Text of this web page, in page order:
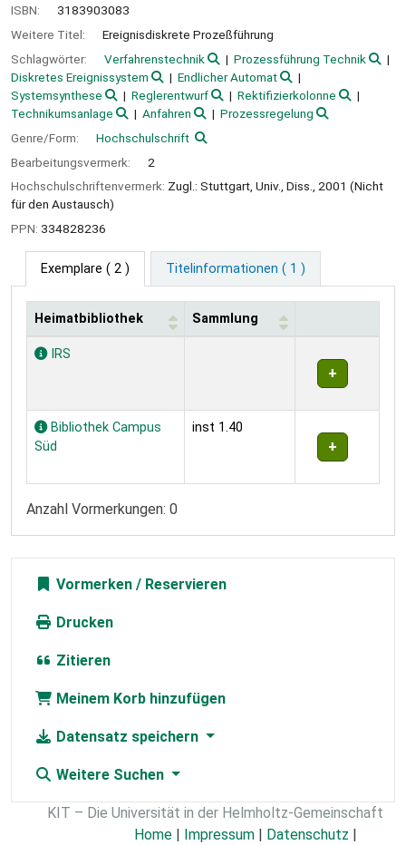
ISBN:
3183903083
Weitere Titel:
Ereignisdiskrete Prozeßführung
Schlagwörter:
Verfahrenstechnik
Prozessführung Technik
Diskretes Ereignissystem
Endlicher Automat
Systemsynthese
Reglerentwurf
Rektifizierkolonne
Technikumsanlage
Anfahren
Prozessregelung
Genre/Form:
Hochschulschrift
Bearbeitungsvermerk:
2
Hochschulschriftenvermerk: Zugl.: Stuttgart, Univ., Diss., 2001 (Nicht
für den Austausch)
PPN: 334828236
Exemplare ( 2 ) Titelinformationen ( 1 )
Exemplare
Heimatbibliothek Sammlung
IRS
Bibliothek Campus
Süd
inst 1.40
Anzahl Vormerkungen: 0
Vormerken
Drucken
Zitieren
Meinem Korb hinzufügen
Datensatz speichern
Weitere Suchen
KIT – Die Universität in der Helmholtz-Gemeinschaft
Home | Impressum | Datenschutz |